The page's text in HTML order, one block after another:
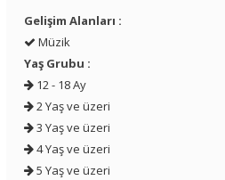
Gelişim Alanları :
Müzik
Yaş Grubu :
12 - 18 Ay
2 Yaş ve üzeri
3 Yaş ve üzeri
4 Yaş ve üzeri
5 Yaş ve üzeri